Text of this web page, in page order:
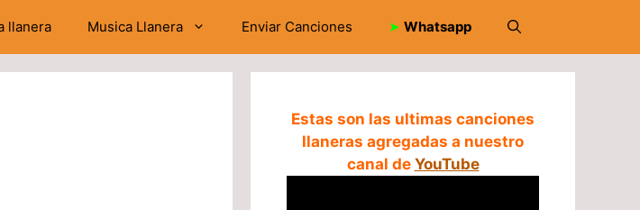
llanera Musica Llanera Enviar Canciones ➤ Whatsapp
Estas son las ultimas canciones
llaneras agregadas a nuestro
canal de YouTube